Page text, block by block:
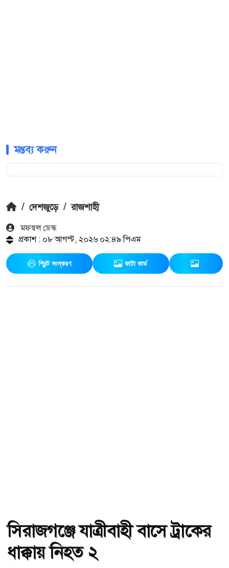
মন্তব্য করুন
/ দেশজুড়ে / রাজশাহী
মফস্বল ডেস্ক
প্রকাশ : ০৮ আগস্ট, ২০২৬ ০২:৪৯ পিএম
প্রিন্ট সংস্করণ ফটো কার্ড
সিরাজগঞ্জে যাত্রীবাহী বাসে ট্রাকের
ধাক্কায় নিহত ২